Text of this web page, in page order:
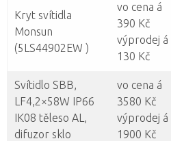
Kryt svítidla
Monsun
(5LS44902EW )
vo cena á
390 Kč
výprodej á
130 Kč
Svítidlo SBB,
LF4,2×58W IP66
IK08 těleso AL,
difuzor sklo
vo cena á
3580 Kč
výprodej á
1900 Kč